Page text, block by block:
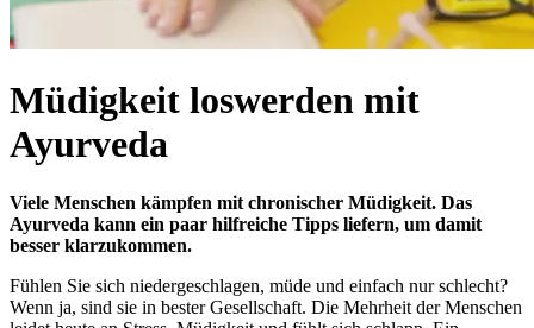
Müdigkeit loswerden mit
Ayurveda
Viele Menschen kämpfen mit chronischer Müdigkeit. Das
Ayurveda kann ein paar hilfreiche Tipps liefern, um damit
besser klarzukommen.
Fühlen Sie sich niedergeschlagen, müde und einfach nur schlecht?
Wenn ja, sind sie in bester Gesellschaft. Die Mehrheit der Menschen